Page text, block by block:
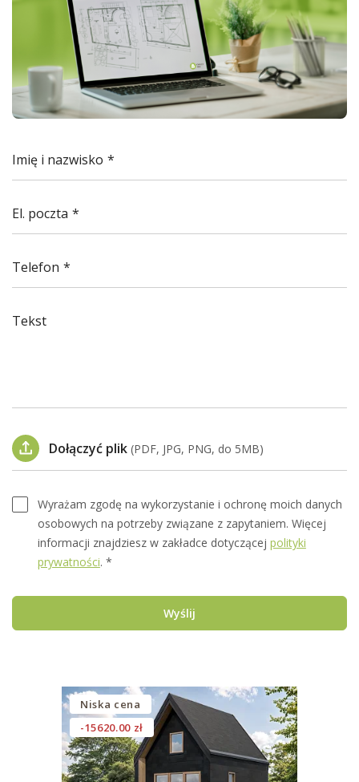
Imię i nazwisko
El. poczta
Telefon
Tekst
Dołączyć plik (PDF, JPG, PNG, do 5MB)
Wyrażam zgodę na wykorzystanie i ochronę moich danych
osobowych na potrzeby związane z zapytaniem. Więcej
informacji znajdziesz w zakładce dotyczącej polityki
prywatności. *
Wyślij
Niska cena
-15620.00 zł